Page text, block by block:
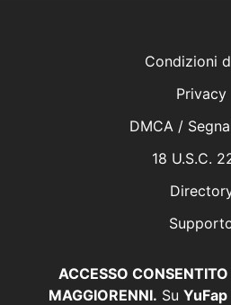
Condizioni
Privacy
DMCA /
18 U.S.C.
ACCESSO
MAGGIORENNI. Su YuFap